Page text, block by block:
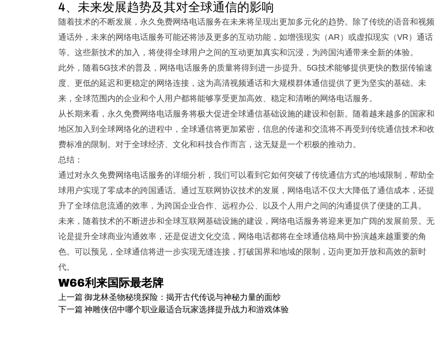
4、未来发展趋势及其对全球通信的影响
随着技术的不断发展，永久免费网络电话服务在未来将呈现出更加多元化的趋势。除了传统的语音和视频
通话外，未来的网络电话服务可能还将涉及更多的互动功能，如增强现实（AR）或虚拟现实（VR）通话
等。这些新技术的加入，将使得全球用户之间的互动更加真实和沉浸，为跨国沟通带来全新的体验。
此外，随着5G技术的普及，网络电话服务的质量将得到进一步提升。5G技术能够提供更快的数据传输速
度、更低的延迟和更稳定的网络连接，这为高清视频通话和大规模群体通信提供了更为坚实的基础。未
来，全球范围内的企业和个人用户都将能够享受更加高效、稳定和清晰的网络电话服务。
从长期来看，永久免费网络电话服务将极大促进全球通信基础设施的建设和创新。随着越来越多的国家和
地区加入到全球网络化的进程中，全球通信将更加紧密，信息的传递和交流将不再受到传统通信技术和收
费标准的限制。对于全球经济、文化和科技合作而言，这无疑是一个积极的推动力。
总结：
通过对永久免费网络电话服务的详细分析，我们可以看到它如何突破了传统通信方式的地域限制，帮助全
球用户实现了零成本的跨国通话。通过互联网协议技术的发展，网络电话不仅大大降低了通信成本，还提
升了全球信息流通的效率，为跨国企业合作、远程办公、以及个人用户之间的沟通提供了便捷的工具。
未来，随着技术的不断进步和全球互联网基础设施的建设，网络电话服务将迎来更加广阔的发展前景。无
论是提升全球商业沟通效率，还是促进文化交流，网络电话都将在全球通信格局中扮演越来越重要的角
色。可以预见，全球通信将进一步实现无缝连接，打破国界和地域的限制，迈向更加开放和高效的新时
代。
W66利来国际最老牌
上一篇 御龙林圣物秘境探险：揭开古代传说与神秘力量的面纱
下一篇 神雕侠侣中哪个职业最适合玩家选择提升战力和游戏体验